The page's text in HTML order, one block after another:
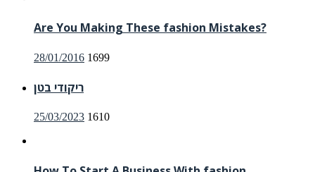
Are You Making These fashion Mistakes?
Posted
28/01/2016 1699
ריקודי בטן
Posted
25/03/2023 1610